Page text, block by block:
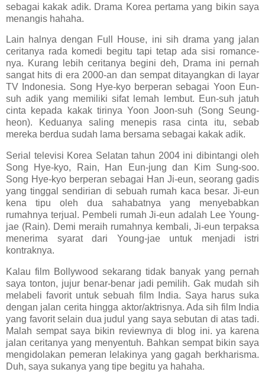
sebagai kakak adik. Drama Korea pertama yang bikin saya
menangis hahaha.
Lain halnya dengan Full House, ini sih drama yang jalan
ceritanya rada komedi begitu tapi tetap ada sisi romance-
nya. Kurang lebih ceritanya begini deh, Drama ini pernah
sangat hits di era 2000-an dan sempat ditayangkan di layar
TV Indonesia. Song Hye-kyo berperan sebagai Yoon Eun-
suh adik yang memiliki sifat lemah lembut. Eun-suh jatuh
cinta kepada kakak tirinya Yoon Joon-suh (Song Seung-
heon). Keduanya saling menepis rasa cinta itu, sebab
mereka berdua sudah lama bersama sebagai kakak adik.
Serial televisi Korea Selatan tahun 2004 ini dibintangi oleh
Song Hye-kyo, Rain, Han Eun-jung dan Kim Sung-soo.
Song Hye-kyo berperan sebagai Han Ji-eun, seorang gadis
yang tinggal sendirian di sebuah rumah kaca besar. Ji-eun
kena tipu oleh dua sahabatnya yang menyebabkan
rumahnya terjual. Pembeli rumah Ji-eun adalah Lee Young-
jae (Rain). Demi meraih rumahnya kembali, Ji-eun terpaksa
menerima syarat dari Young-jae untuk menjadi istri
kontraknya.
Kalau film Bollywood sekarang tidak banyak yang pernah
saya tonton, jujur benar-benar jadi pemilih. Gak mudah sih
melabeli favorit untuk sebuah film India. Saya harus suka
dengan jalan cerita hingga aktor/aktrisnya. Ada sih film India
yang favorit selain dua judul yang saya sebutan di atas tadi.
Malah sempat saya bikin reviewnya di blog ini. ya karena
jalan ceritanya yang menyentuh. Bahkan sempat bikin saya
mengidolakan pemeran lelakinya yang gagah berkharisma.
Duh, saya sukanya yang tipe begitu ya hahaha.